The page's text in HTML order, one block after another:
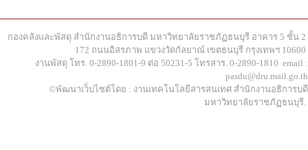
กองคลังและพัสดุ สำนักงานอธิการบดี มหาวิทยาลัยราชภัฏธนบุรี อาคาร 5 ชั้น 2
172 ถนนอิสรภาพ แขวงวัดกัลยาณ์ เขตธนบุรี กรุงเทพฯ 10600
งานพัสดุ โทร. 0-2890-1801-9 ต่อ 50231-5 โทรสาร. 0-2890-1810 email :
pasdu@dru.mail.go.th
©พัฒนาเว็บไซต์โดย : งานเทคโนโลยีสารสนเทศ สำนักงานอธิการบดี
มหาวิทยาลัยราชภัฏธนบุรี.